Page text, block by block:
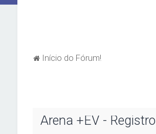
Início do Fórum!
Arena +EV - Registro